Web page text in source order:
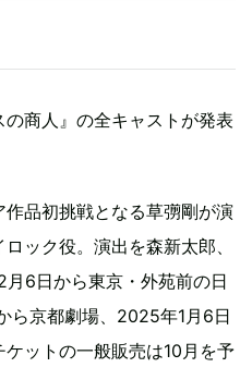
商人』の全キャストが発表
品初挑戦となる草彅剛が演
ック役。演出を森新太郎、
6日から東京・外苑前の日
ら京都劇場、2025年1月6日
ットの一般販売は10月を予